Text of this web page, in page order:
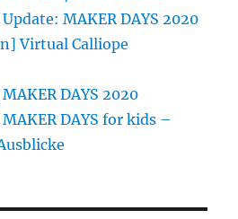
MAKER DAYS 2020
Virtual Calliope
DAYS 2020
DAYS for kids –